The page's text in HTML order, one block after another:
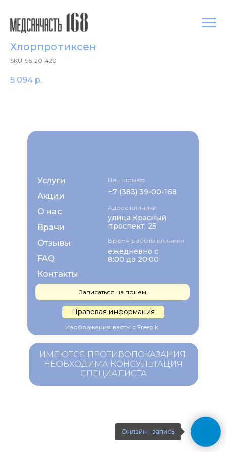
Хлорпротиксен
SKU: 95-20-420
5 094 р.
Услуги
Правовая информация
Акции
Врачи
О нас
+7 (383) 39-00-168
Отзывы
FAQ
Контакты
Наш номер
ежедневно с
8:00 до 20:00
Время работы клиники
Адрес клиники
улица Красный
проспект, 25
Записаться на прием
Изображения взяты с Freepik
ИМЕЮТСЯ ПРОТИВОПОКАЗАНИЯ.
НЕОБХОДИМА КОНСУЛЬТАЦИЯ
СПЕЦИАЛИСТА
Онлайн - запись